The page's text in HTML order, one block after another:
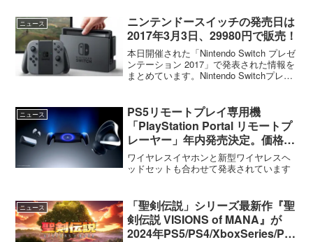
ニュース
ニンテンドースイッチの発売日は
2017年3月3日、29980円で販売！
本日開催された「Nintendo Switch プレゼ
ンテーション 2017」で発表された情報を
まとめています。Nintendo Switchプレゼ
ラ...
ニュース
PS5リモートプレイ専用機
「PlayStation Portal リモートプ
レーヤー」年内発売決定。価格は
29,980円（税込）
ワイヤレスイヤホンと新型ワイヤレスヘ
ッドセットも合わせて発表されています
ニュース
「聖剣伝説」シリーズ最新作『聖
剣伝説 VISIONS of MANA』が
2024年PS5/PS4/XboxSeries/PC